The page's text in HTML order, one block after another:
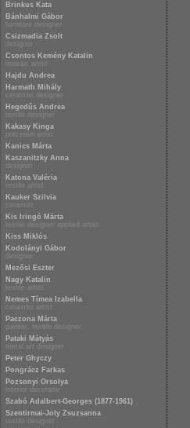
Brinkus Kata
Bánhalmi Gábor
furniture designer
Csizmadia Zsolt
designer
Csontos Kemény Katalin
mosaic artist
Hajdu Andrea
Harmath Mihály
ceramist designer
Hegedűs Andrea
textile designer
Kakasy Kinga
porcelain artist
Kanics Márta
Kaszanitzky Anna
designer
Katona Valéria
textile artist
Kauker Szilvia
ceramist
Kis Iringó Márta
textile designer applied artist
Kiss Miklós
Kodolányi Gábor
designer
Mezősi Eszter
Nagy Katalin
textile artist
Nemes Tímea Izabella
ceramist artist
Paczona Márta
painter, textile designer
Pataki Mátyás
metal art designer
Peter Ghyczy
Pongrácz Farkas
Pozsonyi Orsolya
interior decorator
Szabó Adalbert-Georges (1877-1961)
Szentirmai-Joly Zsuzsanna
textile designer